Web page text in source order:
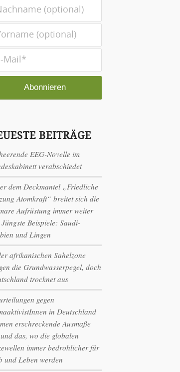
BEITRÄGE
EEG-Novelle im
verabschiedet
dem Deckmantel „Friedliche
Atomkraft“ breitet sich die
Aufrüstung immer weiter
Beispiele: Saudi-
und Lingen
afrikanischen Sahelzone
die Grundwasserpegel, doch
trocknet aus
gegen
in Deutschland
erschreckende Ausmaße
das, wo die globalen
immer bedrohlicher für
und Leben werden